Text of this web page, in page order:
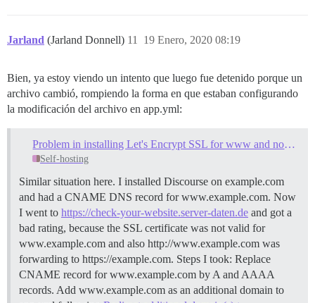
Jarland (Jarland Donnell) 19 Enero, 2020 08:19
11
Bien, ya estoy viendo un intento que luego fue detenido porque un
archivo cambió, rompiendo la forma en que estaban configurando
la modificación del archivo en app.yml:
Problem in installing Let's Encrypt SSL for www and non-www
Self-hosting
Similar situation here. I installed Discourse on example.com
and had a CNAME DNS record for www.example.com. Now
I went to https://check-your-website.server-daten.de and got a
bad rating, because the SSL certificate was not valid for
www.example.com and also http://www.example.com was
forwarding to https://example.com. Steps I took: Replace
CNAME record for www.example.com by A and AAAA
records. Add www.example.com as an additional domain to